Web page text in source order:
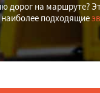
на маршруте?
наиболее подходящие